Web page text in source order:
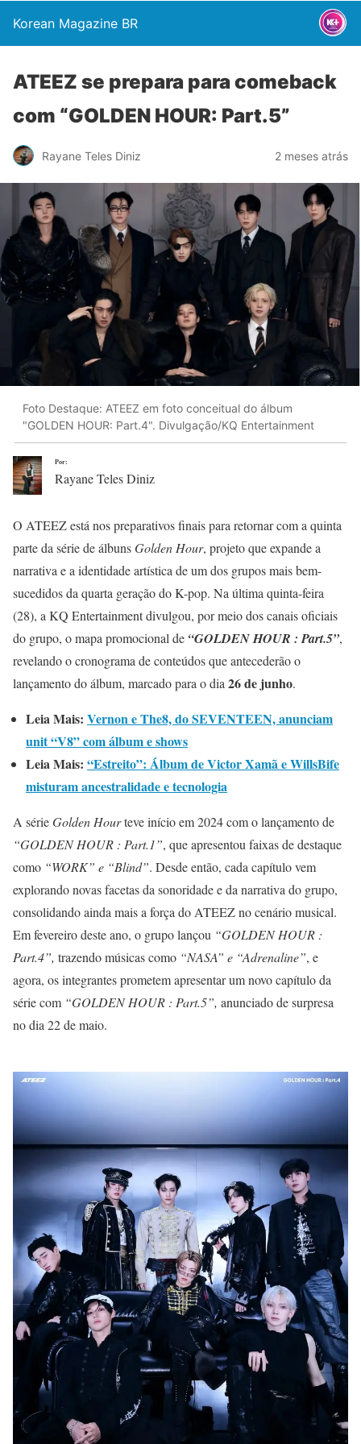
Korean Magazine BR
ATEEZ se prepara para comeback
com “GOLDEN HOUR: Part.5”
Rayane Teles Diniz 2 meses atrás
Foto Destaque: ATEEZ em foto conceitual do álbum
"GOLDEN HOUR: Part.4". Divulgação/KQ Entertainment
Por:
Rayane Teles Diniz
O ATEEZ está nos preparativos finais para retornar com a quinta
parte da série de álbunsGolden Hour, projeto que expande a
narrativa e a identidade artística de um dos grupos mais bem-
sucedidos da quarta geração do K-pop. Na última quinta-feira
(28), a KQ Entertainment divulgou, por meio dos canais oficiais
do grupo, o mapa promocional de “GOLDEN HOUR : Part.5”,
revelando o cronograma de conteúdos que antecederão o
lançamento do álbum, marcado para o dia 26 de junho.
Leia Mais: Vernon e The8, do SEVENTEEN, anunciam
unit “V8” com álbum e shows
Leia Mais: “Estreito”: Álbum de Victor Xamã e WillsBife
misturam ancestralidade e tecnologia
A sérieGolden Hourteve início em 2024 com o lançamento de
“GOLDEN HOUR : Part.1”, que apresentou faixas de destaque
como “WORK” e “Blind”. Desde então, cada capítulo vem
explorando novas facetas da sonoridade e da narrativa do grupo,
consolidando ainda mais a força do ATEEZ no cenário musical.
Em fevereiro deste ano, o grupo lançou “GOLDEN HOUR :
Part.4”, trazendo músicas como “NASA” e “Adrenaline”, e
agora, os integrantes prometem apresentar um novo capítulo da
série com “GOLDEN HOUR : Part.5”, anunciado de surpresa
no dia 22 de maio.